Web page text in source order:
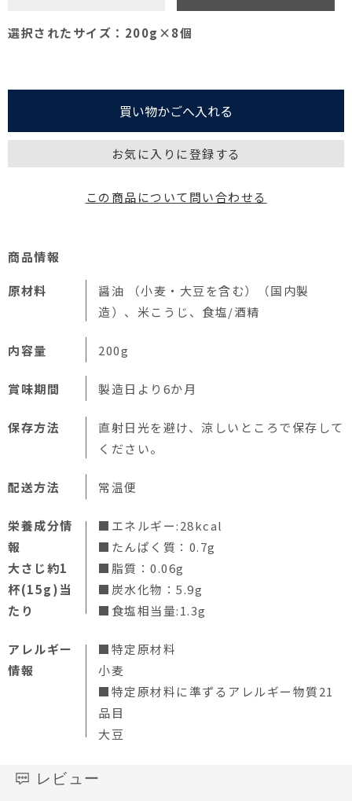
選択されたサイズ：200g×8個
お気に入りに登録する
この商品について問い合わせる
商品情報
原材料
醤油 （小麦・大豆を含む）（国内製
造）、米こうじ、食塩/酒精
内容量 200g
賞味期間 製造日より6か月
保存方法
直射日光を避け、涼しいところで保存して
ください。
配送方法 常温便
栄養成分情
報
大さじ約1
杯(15g)当
たり
■エネルギー:28kcal
■たんぱく質：0.7g
■脂質：0.06g
■炭水化物：5.9g
■食塩相当量:1.3g
アレルギー
情報
■特定原材料
小麦
■特定原材料に準ずるアレルギー物質21
品目
大豆
レビュー